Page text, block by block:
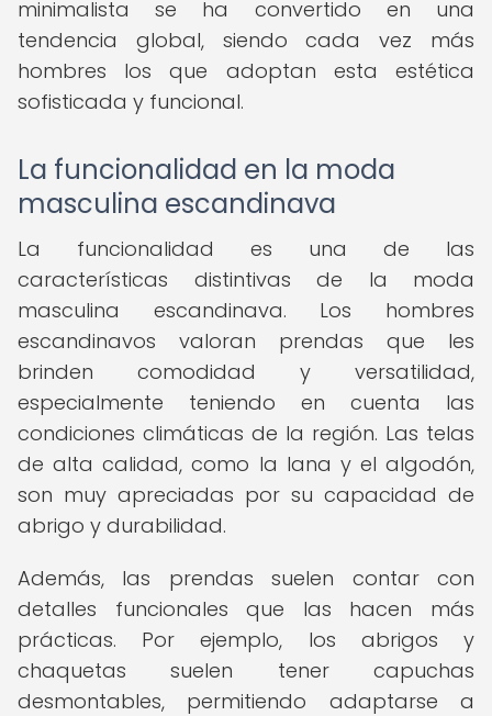
minimalista se ha convertido en una
tendencia global, siendo cada vez más
hombres los que adoptan esta estética
sofisticada y funcional.
La funcionalidad en la moda
masculina escandinava
La funcionalidad es una de las
características distintivas de la moda
masculina escandinava. Los hombres
escandinavos valoran prendas que les
brinden comodidad y versatilidad,
especialmente teniendo en cuenta las
condiciones climáticas de la región. Las telas
de alta calidad, como la lana y el algodón,
son muy apreciadas por su capacidad de
abrigo y durabilidad.
Además, las prendas suelen contar con
detalles funcionales que las hacen más
prácticas. Por ejemplo, los abrigos y
chaquetas suelen tener capuchas
desmontables, permitiendo adaptarse a